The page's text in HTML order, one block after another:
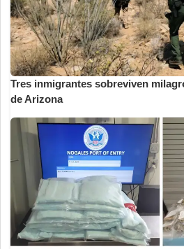
Tres inmigrantes sobreviven
de Arizona